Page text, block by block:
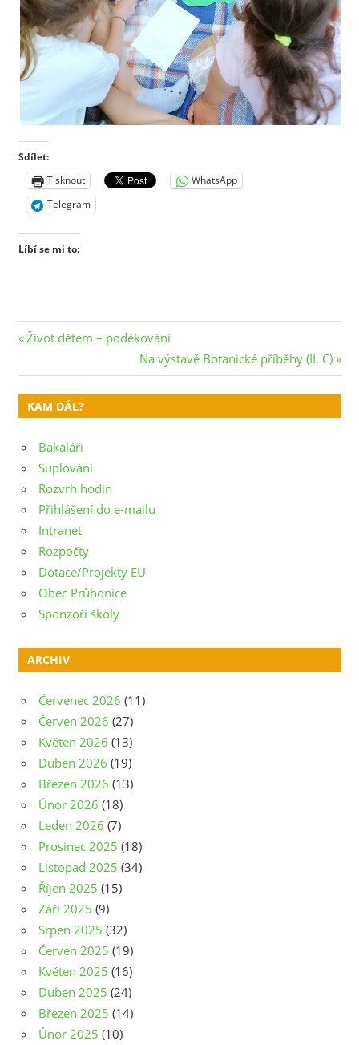
Sdílet:
Tisknout
WhatsApp
Telegram
Líbí se mi to:
Navigace
pro
příspěvek
Previous
Život dětem – poděkování
Next
Post:
Na výstavě Botanické příběhy (II. C)
KAM DÁL?
Bakaláři
Suplování
Rozvrh hodin
Přihlášení do e-mailu
Intranet
Rozpočty
Dotace/Projekty EU
Obec Průhonice
Sponzoři školy
ARCHIV
Červenec 2026 (11)
Červen 2026 (27)
Květen 2026 (13)
Duben 2026 (19)
Březen 2026 (13)
Únor 2026 (18)
Leden 2026 (7)
Prosinec 2025 (18)
Listopad 2025 (34)
Říjen 2025 (15)
Září 2025 (9)
Srpen 2025 (32)
Červen 2025 (19)
Květen 2025 (16)
Duben 2025 (24)
Březen 2025 (14)
Únor 2025 (10)